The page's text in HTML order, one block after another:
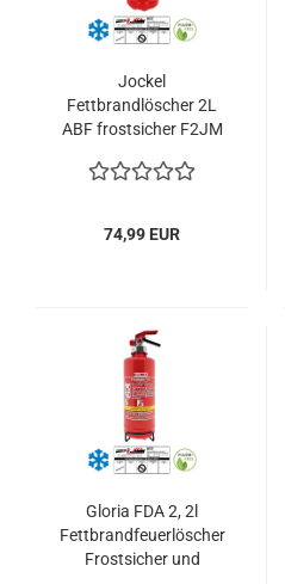
Jockel
Fettbrandlöscher 2L
ABF frostsicher F2JM
Halterung & Plakette
74,99 EUR
Gloria FDA 2, 2l
Fettbrandfeuerlöscher
Frostsicher und